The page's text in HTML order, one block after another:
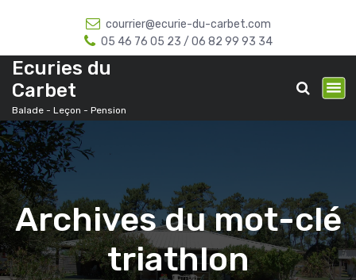
e
c
o
n
e
n
u
courrier@ecurie-du-carbet.com
05 46 76 05 23 / 06 82 99 93 34
Ecuries du
Carbet
Balade - Leçon - Pension
Archives du mot-clé
triathlon